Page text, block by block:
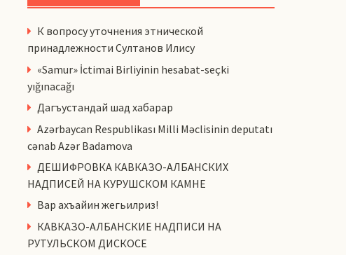
К вопросу уточнения этнической
принадлежности Султанов Илису
«Samur» İctimai Birliyinin hesabat-seçki
yığınacağı
Дагъустандай шад хабарар
Azərbaycan Respublikası Milli Məclisinin deputatı
cənab Azər Badamova
ДЕШИФРОВКА КАВКАЗО-АЛБАНСКИХ
НАДПИСЕЙ НА КУРУШСКОМ КАМНЕ
Вар ахъайин жегьилриз!
КАВКАЗО-АЛБАНСКИЕ НАДПИСИ НА
РУТУЛЬСКОМ ДИСКОСЕ